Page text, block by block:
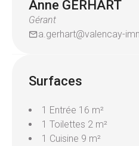
Anne GERHART
Gérant
a.gerhart@valencay-
Surfaces
1 Entrée 16 m²
1 Toilettes 2 m²
1 Cuisine 9 m²